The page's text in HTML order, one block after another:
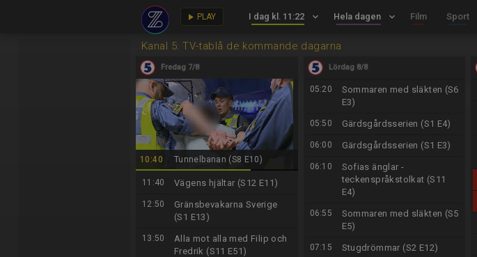
play_arrow PLAY I dag kl. 11:22 keyboard_arrow_down Hela dagen keyboard_arrow_down Film Sport
Kanal 5: TV-tablå de kommande dagarna
Fredag 7/8
10:40 Tunnelbanan (S8 E10)
11:40 Vägens hjältar (S12 E11)
12:50
Gränsbevakarna Sverige
(S1 E13)
13:50
Alla mot alla med Filip och
Fredrik (S11 E51)
Lördag 8/8
05:20
Sommaren med släkten (S6
E3)
05:50 Gärdsgårdsserien (S1 E4)
06:00 Gärdsgårdsserien (S1 E3)
06:10
Sofias änglar -
teckenspråkstolkat (S11
E4)
06:55
Sommaren med släkten (S5
E5)
07:15 Stugdrömmar (S2 E12)